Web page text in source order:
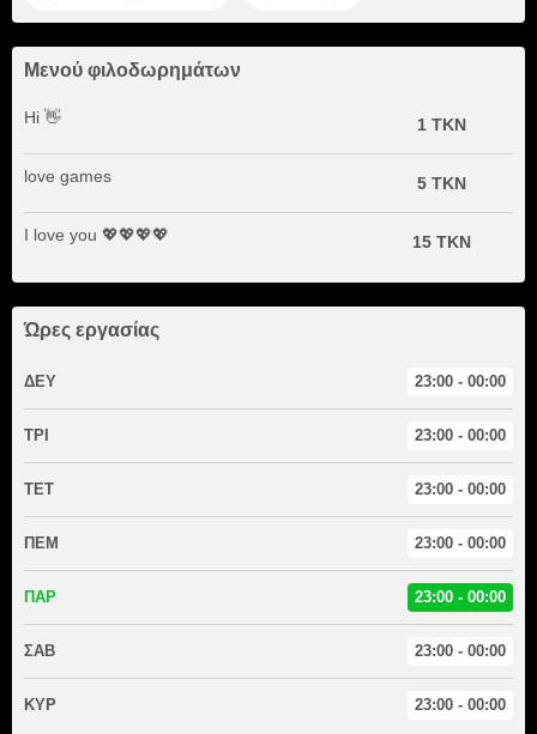
Μενού φιλοδωρημάτων
Hi 👋 1 TKN
love games 5 TKN
I love you 💖💖💖💖 15 TKN
Ώρες εργασίας
ΔΕΥ 23:00 - 00:00
ΤΡΙ 23:00 - 00:00
ΤΕΤ 23:00 - 00:00
ΠΕΜ 23:00 - 00:00
ΠΑΡ 23:00 - 00:00
ΣΑΒ 23:00 - 00:00
ΚΥΡ 23:00 - 00:00